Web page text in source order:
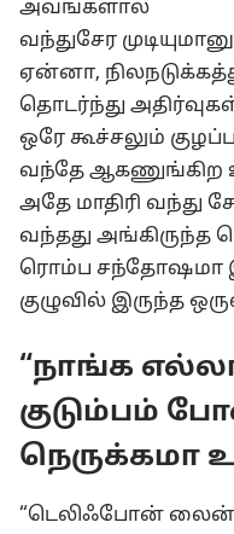
அவங்களால
வந்துசேர
ஏன்னா,
தொடர்ந்து
ஒரே கூச்சலும்
வந்தே ஆகணுங்கிற
அதே மாதிரி வந்து
வந்தது அங்கிருந்த
ரொம்ப சந்தோஷமா
குழுவில் இருந்த
“நாங்க
குடும்பம்
நெருக்கமா
“டெலிஃபோன் லைன்